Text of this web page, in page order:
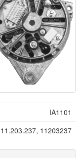
IA1101
11.203.237, 11203237